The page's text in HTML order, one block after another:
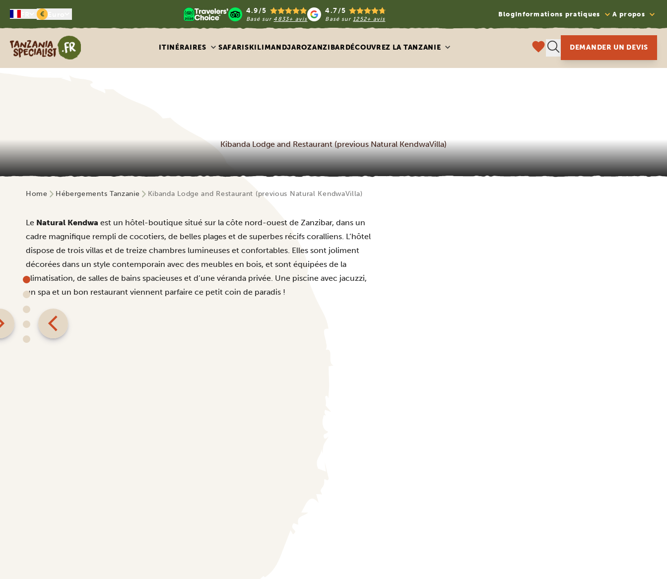
€ 4.9/5
Basé sur 4833+ avis
4.7/5
Basé sur1252+ avis
BlogInformations pratiques A propos
Tanzania Specialist
ITINÉRAIRES SAFARISKILIMANDJAROZANZIBARDÉCOUVREZ LA TANZANIE DEMANDER UN DEVIS
Kibanda Lodge and Restaurant (previous Natural KendwaVilla)
Home Hébergements Tanzanie Kibanda Lodge and Restaurant (previous Natural KendwaVilla)
Le Natural Kendwa est un hôtel-boutique situé sur la côte nord-ouest de Zanzibar, dans un
cadre magnifique rempli de cocotiers, de belles plages et de superbes récifs coralliens. L’hôtel
dispose de trois villas et de treize chambres lumineuses et confortables. Elles sont joliment
décorées dans un style contemporain avec des meubles en bois, et sont équipées de la
climatisation, de salles de bains spacieuses et d’une véranda privée. Une piscine avec jacuzzi,
un spa et un bon restaurant viennent parfaire ce petit coin de paradis !